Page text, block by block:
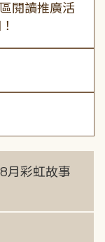
閱讀推廣活
8月彩虹故事